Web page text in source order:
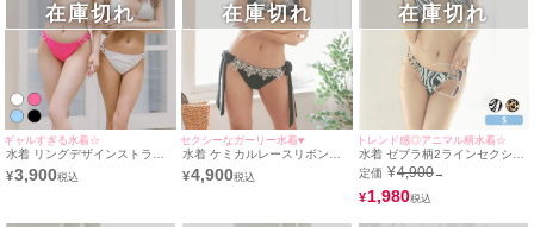
ギャルすぎる水着☆
水着 リングデザインストラッ
プブラジリアンギャルホルター
ネックビキニ
¥3,900
在庫切れ
セクシーなガーリー水着♥
水着 ケミカルレースリボンラ
グジュアリー三角ホルターネッ
クビキニ
¥4,900
在庫切れ
トレンド感◎アニマル柄水着☆
水着 ゼブラ柄2ラインセクシー
三角ホルターネックビキニ
定価 ¥4,900→
¥1,980
在庫切れ